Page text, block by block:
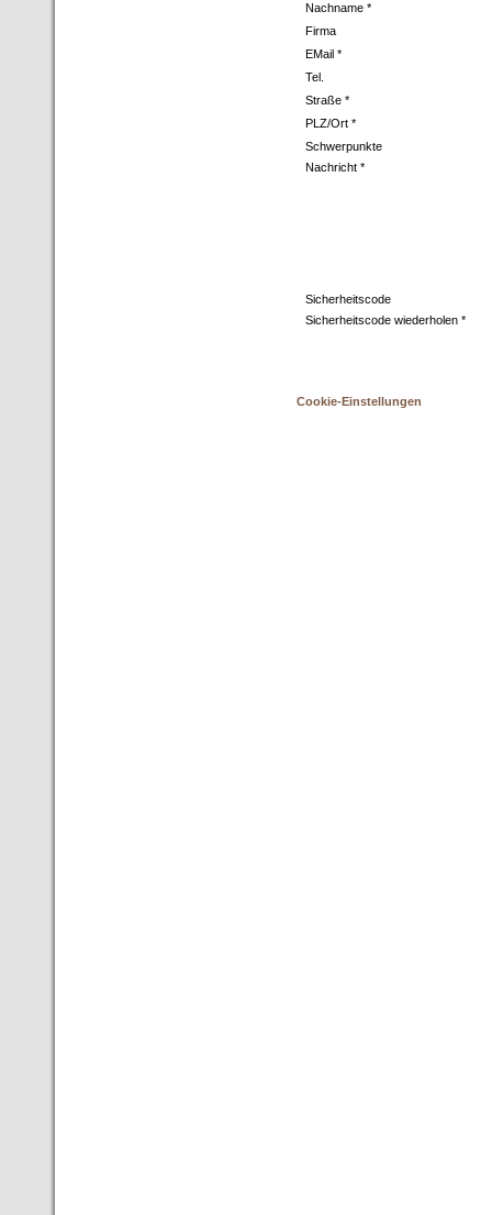
Nachname *
Firma
EMail *
Tel.
Straße *
PLZ/Ort *
Schwerpunkte
Nachricht *
Sicherheitscode
Sicherheitscode wiederholen *
Cookie-Einstellungen